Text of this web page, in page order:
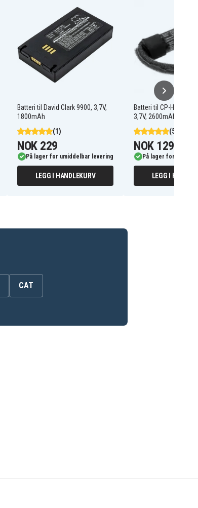
Batteri til David Clark 9900, 3,7V,
1800mAh
(1)
NOK 229
På lager for umiddelbar levering
LEGG I HANDLEKURV
Batteri til CP-HK02 for
3,7V, 2600mAh
(51)
NOK 129
På lager for
LEGG I
CAT